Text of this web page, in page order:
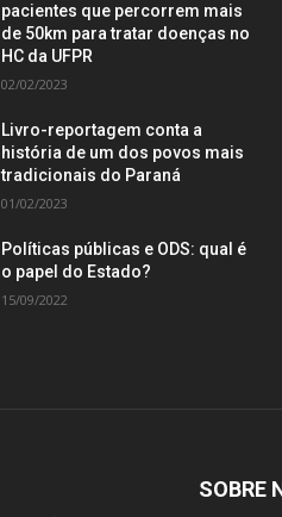
pacientes que percorrem mais
de 50km para tratar doenças no
HC da UFPR
02/02/2023
Livro-reportagem conta a
história de um dos povos mais
tradicionais do Paraná
01/02/2023
Políticas públicas e ODS: qual é
o papel do Estado?
15/09/2022
SOBRE